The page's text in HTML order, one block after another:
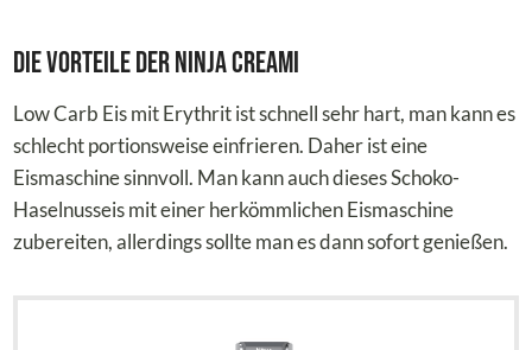
Die Vorteile der Ninja Creami
Low Carb Eis mit Erythrit ist schnell sehr hart, man kann es
schlecht portionsweise einfrieren. Daher ist eine
Eismaschine sinnvoll. Man kann auch dieses Schoko-
Haselnusseis mit einer herkömmlichen Eismaschine
zubereiten, allerdings sollte man es dann sofort genießen.